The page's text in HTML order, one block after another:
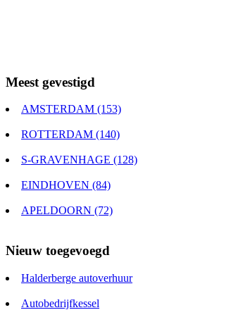
Meest gevestigd
AMSTERDAM (153)
ROTTERDAM (140)
S-GRAVENHAGE (128)
EINDHOVEN (84)
APELDOORN (72)
Nieuw toegevoegd
Halderberge autoverhuur
Autobedrijfkessel